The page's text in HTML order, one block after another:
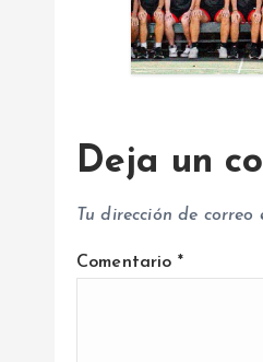
a
d
a
Deja un
Tu dirección de
Comentario *